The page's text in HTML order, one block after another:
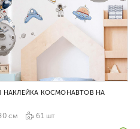
НАКЛЕЙКА КОСМОНАВТОВ НА
см 61 шт